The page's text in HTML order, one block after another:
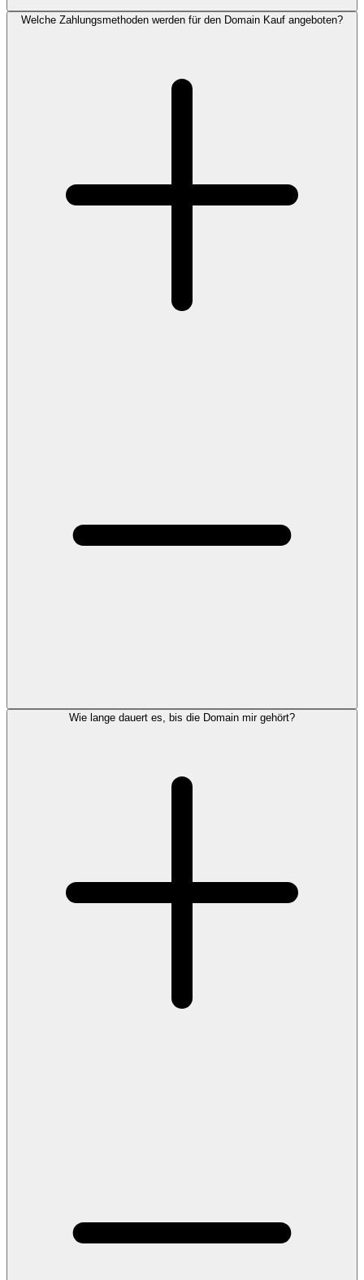
Welche Zahlungsmethoden werden für den Domain Kauf angeboten?
Wie lange dauert es, bis die Domain mir gehört?